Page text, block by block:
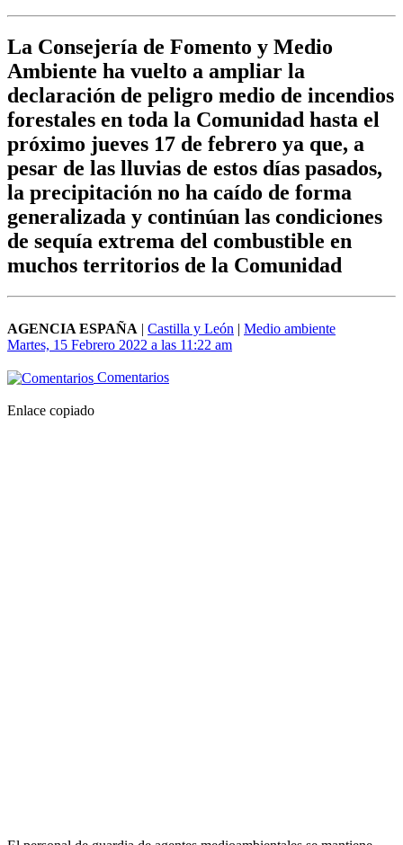
La Consejería de Fomento y Medio
Ambiente ha vuelto a ampliar la
declaración de peligro medio de incendios
forestales en toda la Comunidad hasta el
próximo jueves 17 de febrero ya que, a
pesar de las lluvias de estos días pasados,
la precipitación no ha caído de forma
generalizada y continúan las condiciones
de sequía extrema del combustible en
muchos territorios de la Comunidad
AGENCIA ESPAÑA | Castilla y León | Medio ambiente
Martes, 15 Febrero 2022 a las 11:22 am
Comentarios
Enlace copiado